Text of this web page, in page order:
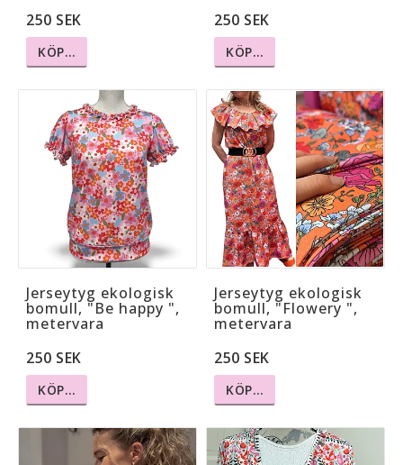
250 SEK
KÖP…
250 SEK
KÖP…
Jerseytyg ekologisk
bomull, "Be happy ",
metervara
250 SEK
KÖP…
Jerseytyg ekologisk
bomull, "Flowery ",
metervara
250 SEK
KÖP…